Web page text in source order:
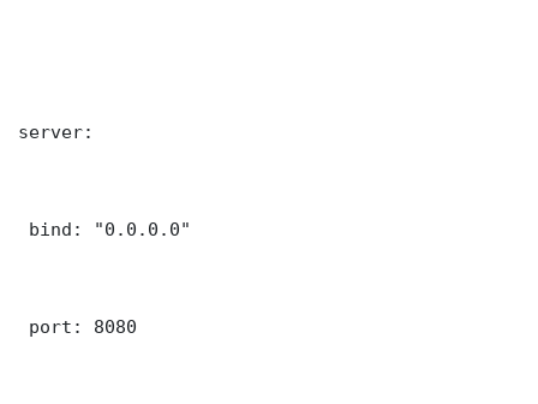
server:
bind: "0.0.0.0"
port: 8080